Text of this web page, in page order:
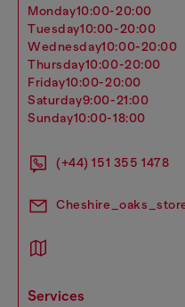
monday10:00-20:00
tuesday10:00-20:00
wednesday10:00-20:00
thursday10:00-20:00
friday10:00-20:00
saturday9:00-21:00
sunday10:00-18:00
(+44) 151 355 1478
services